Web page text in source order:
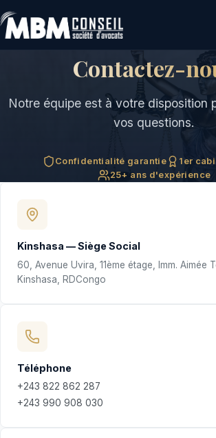
Contactez-
Notre équipe est à votre disposition
vos questions.
Confidentialité garantie
1er
25+ ans d'expérience
Kinshasa —Siège Social
60, Avenue Uvira, 11ème étage, Imm. Aimée
Kinshasa, RDCongo
Téléphone
+243 822 862 287
+243 990 908 030